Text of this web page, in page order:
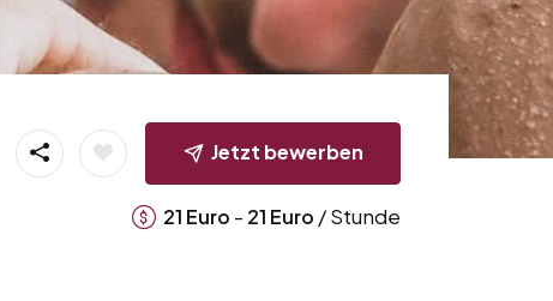
Jetzt bewerben
21 Euro - 21 Euro / Stunde